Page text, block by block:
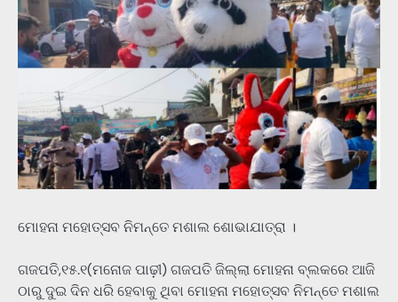
ମୋହନା ମହୋତ୍ସବ ନିମନ୍ତେ ମଶାଲ ଶୋଭାଯାତ୍ରା ।
ଗଜପତି,୧୫.୧(ମନୋଜ ପାଢ଼ୀ) ଗଜପତି ଜିଲ୍ଲା ମୋହନା ବ୍ଲକରେ ଆଜି
ଠାରୁ ଦୁଇ ଦିନ ଧରି ହେବାକୁ ଥିବା ମୋହନା ମହୋତ୍ସବ ନିମନ୍ତେ ମଶାଲ